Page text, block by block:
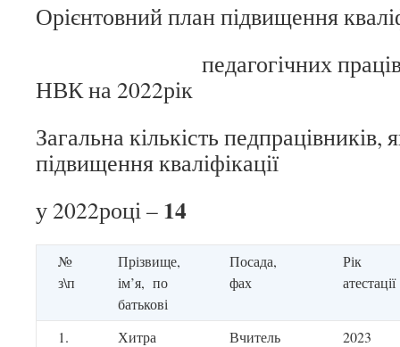
Орієнтовний план підвищення
педагогічних
НВК на 2022рік
Загальна кількість педпрацівників,
підвищення кваліфікації
у 2022році – 14
№
з\п
Прізвище,
ім’я, по
батькові
Посада,
фах
Рік
атестації
1.
Хитра
Вчитель
2023